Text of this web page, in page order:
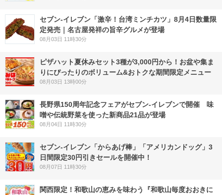
セブン-イレブン「激辛！台湾ミンチカツ」8月4日数量限
定発売｜名古屋発祥の旨辛グルメが登場
08月03日 11時30分
ピザハット夏休みセット3種が3,000円から！お盆や集ま
りにぴったりのボリューム&おトクな期間限定メニュー
08月03日 13時00分
長野県150周年記念フェアがセブン-イレブンで開催 味
噌や伝統野菜を使った新商品21品が登場
08月04日 11時30分
セブン‐イレブン「からあげ棒」「アメリカンドッグ」3
日間限定30円引きセールを開催中！
08月07日 11時30分
関西限定！和歌山の恵みを味わう『和歌山毎度おおきに